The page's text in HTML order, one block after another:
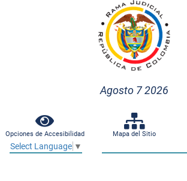
Agosto 7 2026
Opciones de Accesibilidad Mapa del Sitio
Select Language ▼